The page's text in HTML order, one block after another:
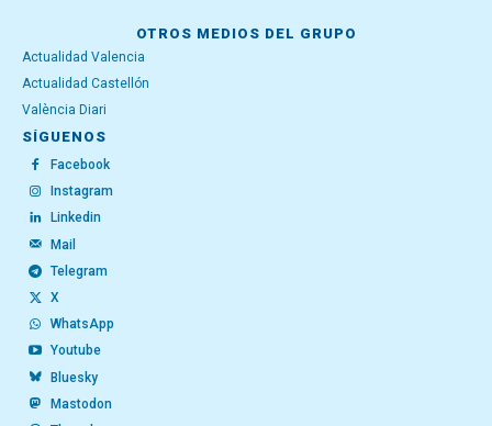
OTROS MEDIOS DEL GRUPO
Actualidad Valencia
Actualidad Castellón
València Diari
SÍGUENOS
Facebook
Instagram
Linkedin
Mail
Telegram
X
WhatsApp
Youtube
Bluesky
Mastodon